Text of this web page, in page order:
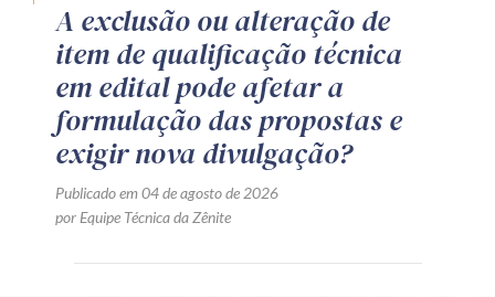
A exclusão ou alteração de
item de qualificação técnica
em edital pode afetar a
formulação das propostas e
exigir nova divulgação?
Publicado em 04 de agosto de 2026
por Equipe Técnica da Zênite